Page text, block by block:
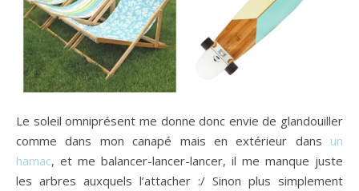
Le soleil omniprésent me donne donc envie de glandouiller
comme dans mon canapé mais en extérieur dans un
hamac, et me balancer-lancer-lancer, il me manque juste
les arbres auxquels l’attacher :/ Sinon plus simplement